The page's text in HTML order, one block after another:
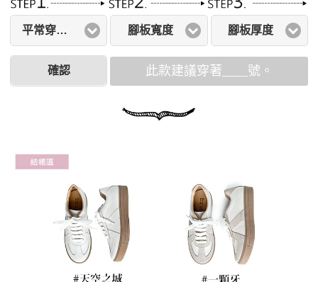
平常穿著尺寸 腳板寬度 腳板厚度
確認 此款建議穿著____號。